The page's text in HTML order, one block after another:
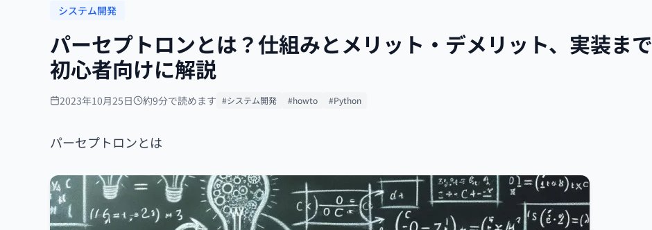
システム開発
パーセプトロンとは？仕組みとメリット・デメリット、実装まで
初心者向けに解説
2023年10月25日 約9分で読めます #システム開発 #howto #Python
パーセプトロンとは